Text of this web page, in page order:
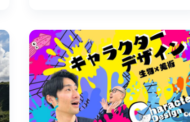
本校の卒業式は、お隣の大学内にある「春
秋座」という劇場